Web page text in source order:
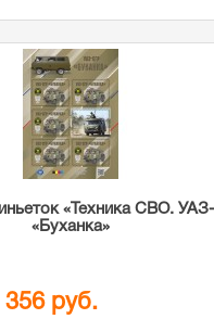
«Техника СВО.
«Буханка»
356 руб.